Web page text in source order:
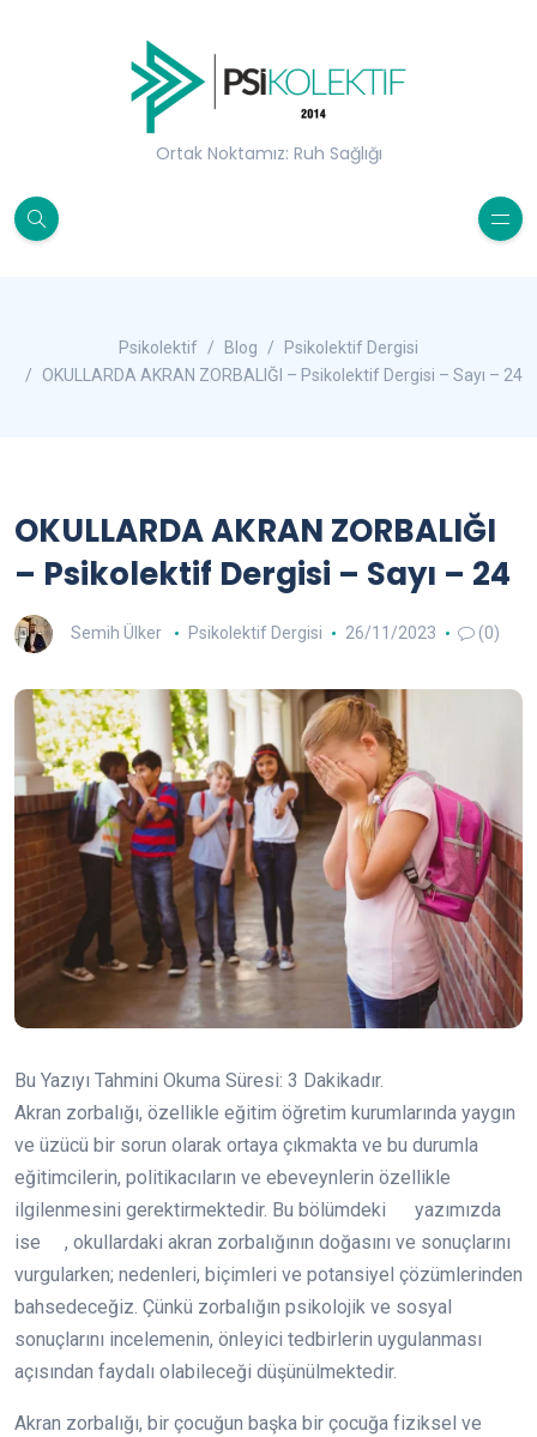
Ortak Noktamız: Ruh Sağlığı
Psikolektif Blog
Psikolektif Dergisi
OKULLARDA AKRAN ZORBALIĞI – Psikolektif Dergisi – Sayı – 24
OKULLARDA AKRAN ZORBALIĞI
– Psikolektif Dergisi – Sayı – 24
Semih Ülker Psikolektif Dergisi 26/11/2023 (0)
Bu Yazıyı Tahmini Okuma Süresi: 3 Dakikadır.
Akran zorbalığı, özellikle eğitim öğretim kurumlarında yaygın
ve üzücü bir sorun olarak ortaya çıkmakta ve bu durumla
eğitimcilerin, politikacıların ve ebeveynlerin özellikle
ilgilenmesini gerektirmektedir. Bu bölümdeki yazımızda
ise , okullardaki akran zorbalığının doğasını ve sonuçlarını
vurgularken; nedenleri, biçimleri ve potansiyel çözümlerinden
bahsedeceğiz. Çünkü zorbalığın psikolojik ve sosyal
sonuçlarını incelemenin, önleyici tedbirlerin uygulanması
açısından faydalı olabileceği düşünülmektedir.
Akran zorbalığı, bir çocuğun başka bir çocuğa fiziksel ve